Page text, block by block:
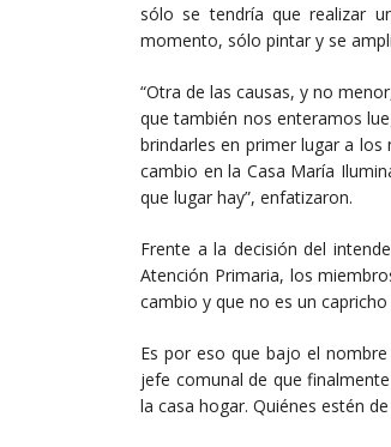
sólo se tendría que realizar
momento, sólo pintar y se
“Otra de las causas, y no
que también nos enteramos
brindarles en primer lugar a
cambio en la Casa María
que lugar hay”, enfatizaron.
Frente a la decisión del
Atención Primaria, los
cambio y que no es un capricho
Es por eso que bajo el
jefe comunal de que
la casa hogar. Quiénes estén